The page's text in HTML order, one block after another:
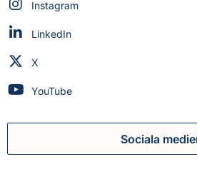
Myndigheten för civilt försvar på
Instagram
Myndigheten för civilt försvar på
LinkedIn
Myndigheten för civilt försvar på
X
Myndigheten för civilt försvar på
YouTube
Sociala